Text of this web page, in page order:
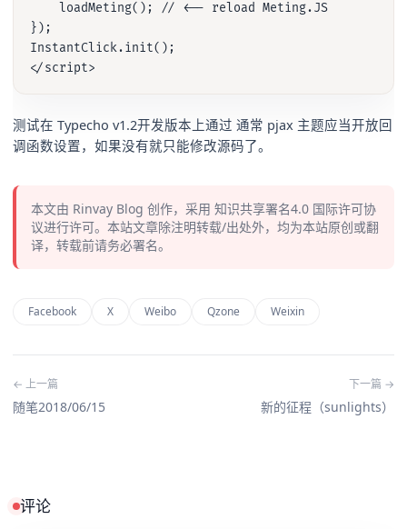
    loadMeting(); // <-- reload Meting.JS
});
InstantClick.init();
测试在 Typecho v1.2开发版本上通过 通常 pjax 主题应当开放回
调函数设置，如果没有就只能修改源码了。
本文由 Rinvay Blog 创作，采用 知识共享署名4.0 国际许可协
议进行许可。本站文章除注明转载/出处外，均为本站原创或翻
译，转载前请务必署名。
Facebook X Weibo Qzone Weixin
← 上一篇
随笔2018/06/15
下一篇 →
新的征程（sunlights）
评论